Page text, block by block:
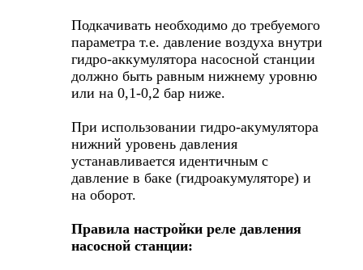
Подкачивать необходимо до требуемого
параметра т.е. давление воздуха внутри
гидро-аккумулятора насосной станции
должно быть равным нижнему уровню
или на 0,1-0,2 бар ниже.
При использовании гидро-акумулятора
нижний уровень давления
устанавливается идентичным с
давление в баке (гидроакумуляторе) и
на оборот.
Правила настройки реле давления
насосной станции: